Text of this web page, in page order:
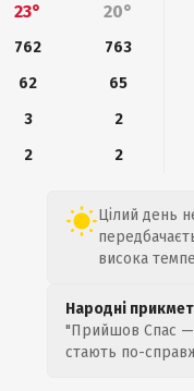
23°
20°
762 763
62
65
3
2
2
2
Цілий день
висока
Народні
"Прийшов Спас —
стають по-